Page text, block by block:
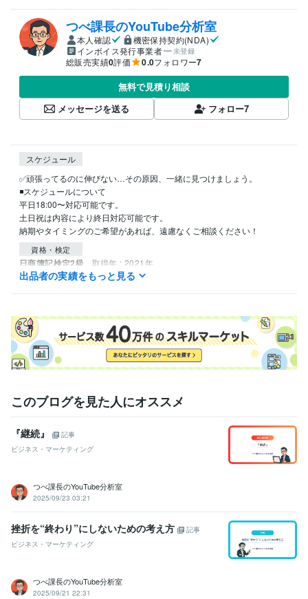
つべ課長のYouTube分析室
本人確認
機密保持契約(NDA)
インボイス発行事業者
未登録
総販売実績0評価 0.0フォロワー7
無料で見積り相談
メッセージを送る
フォロー7
スケジュール
✅頑張ってるのに伸びない…その原因、一緒に見つけましょう。
◾️スケジュールについて
平日18:00〜対応可能です。
土日祝は内容により終日対応可能です。
資格・検定
日商簿記検定2級 取得年 : 2021年
出品者の実績をもっと見る
このブログを見た人にオススメ
『継続』
記事
ビジネス・マーケティング
つべ課長のYouTube分析室
2025/09/23 03:21
挫折を“終わり”にしないための考え方
記事
ビジネス・マーケティング
つべ課長のYouTube分析室
2025/09/21 22:31